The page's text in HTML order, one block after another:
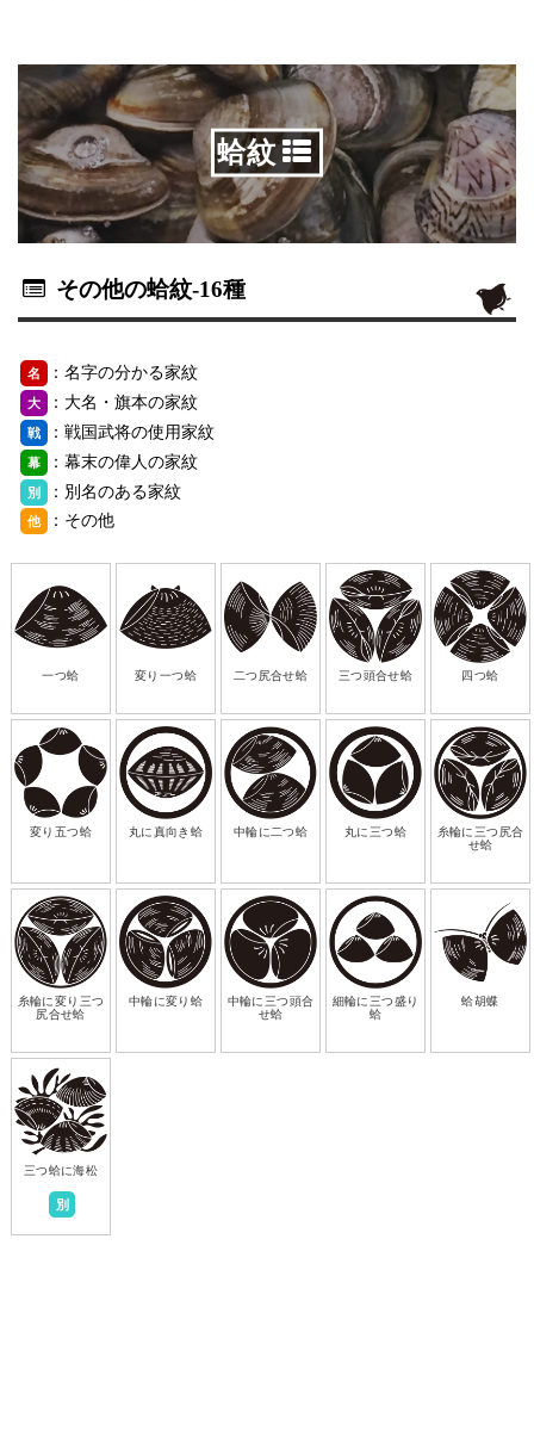
蛤紋
その他の蛤紋-16種
名 ：名字の分かる家紋
大 ：大名・旗本の家紋
戦 ：戦国武将の使用家紋
幕 ：幕末の偉人の家紋
別 ：別名のある家紋
他 ：その他
一つ蛤 変り一つ蛤 二つ尻合せ蛤 三つ頭合せ蛤 四つ蛤
変り五つ蛤 丸に真向き蛤 中輪に二つ蛤 丸に三つ蛤
糸輪に三つ尻合
せ蛤
糸輪に変り三つ
尻合せ蛤
中輪に変り蛤
中輪に三つ頭合
せ蛤
細輪に三つ盛り
蛤
蛤胡蝶
三つ蛤に海松
別